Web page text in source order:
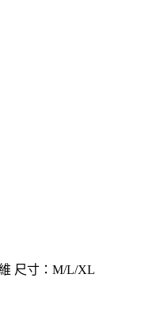
尺寸：M/L/XL